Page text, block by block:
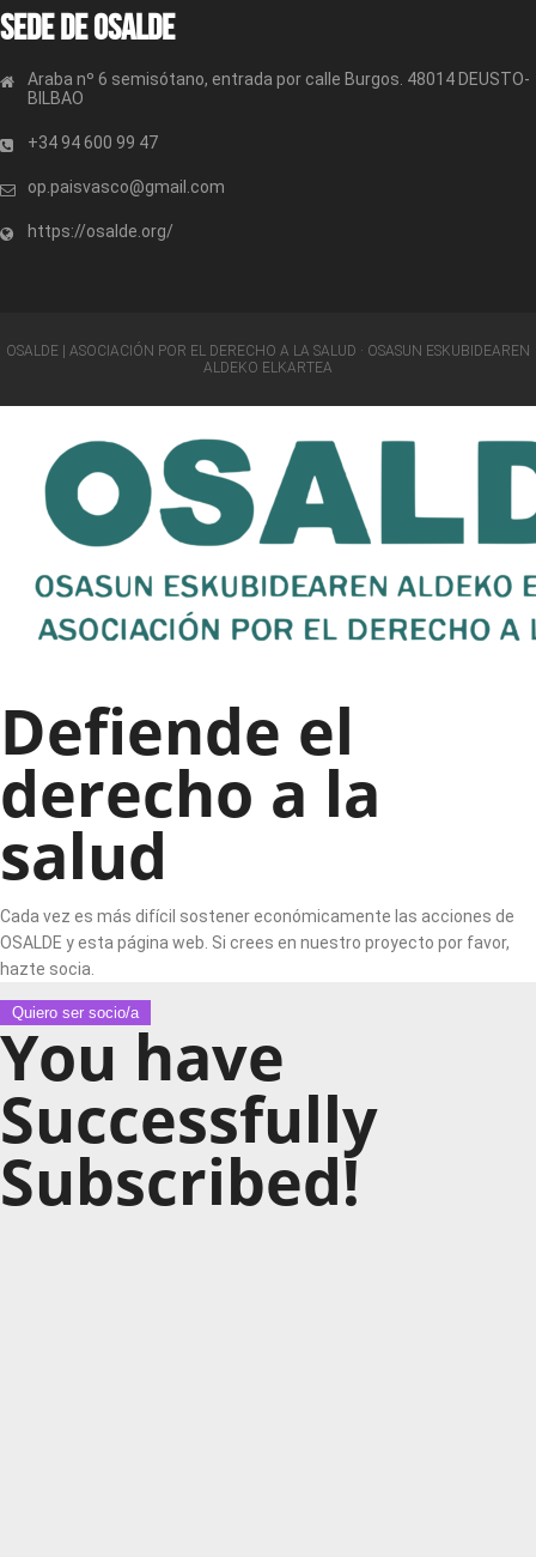
Sede de OSALDE
Araba nº 6 semisótano, entrada por calle Burgos. 48014 DEUSTO-
BILBAO
+34 94 600 99 47
op.paisvasco@gmail.com
https://osalde.org/
OSALDE | ASOCIACIÓN POR EL DERECHO A LA SALUD · OSASUN ESKUBIDEAREN
ALDEKO ELKARTEA
Defiende el
derecho a la
salud
Cada vez es más difícil sostener económicamente las acciones de
OSALDE y esta página web. Si crees en nuestro proyecto por favor,
hazte socia.
Quiero ser socio/a
You have
Successfully
Subscribed!